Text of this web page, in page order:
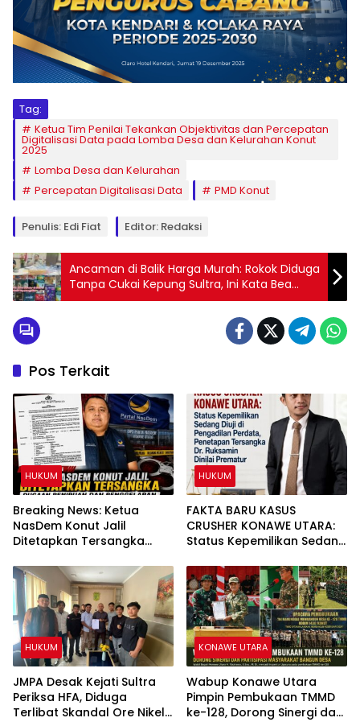
Tag:
Ketua Tim Penilai Tekankan Objektivitas dan Percepatan
Digitalisasi Data pada Lomba Desa dan Kelurahan Konut
2025
Lomba Desa dan Kelurahan
Percepatan Digitalisasi Data
PMD Konut
Penulis: Edi Fiat Editor: Redaksi
Ancaman di Balik Harga Murah: Rokok Diduga
Tanpa Cukai Kepung Sultra, Ini Kata Bea
Cukai Kendari
Pos Terkait
HUKUM
Breaking News: Ketua
NasDem Konut Jalil
Ditetapkan Tersangka
Penggelapan
HUKUM
FAKTA BARU KASUS
CRUSHER KONAWE UTARA:
Status Kepemilikan Sedang
Penetapan Tersangka Dr.
Ruksamin Dinilai Prematur
HUKUM
JMPA Desak Kejati Sultra
Periksa HFA, Diduga
Terlibat Skandal Ore Nikel
KONAWE UTARA
Wabup Konawe Utara
Pimpin Pembukaan TMMD
ke-128, Dorong Sinergi dan